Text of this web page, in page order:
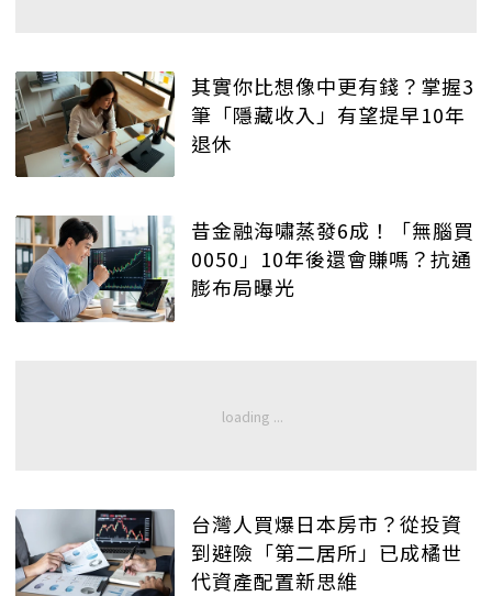
其實你比想像中更有錢？掌握3
筆「隱藏收入」有望提早10年
退休
昔金融海嘯蒸發6成！「無腦買
0050」10年後還會賺嗎？抗通
膨布局曝光
台灣人買爆日本房市？從投資
到避險「第二居所」已成橘世
代資產配置新思維